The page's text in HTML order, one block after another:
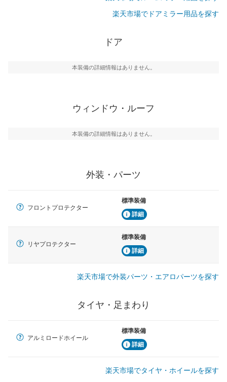
楽天市場でドアミラー用品を探す
ドア
本装備の詳細情報はありません。
ウィンドウ・ルーフ
本装備の詳細情報はありません。
外装・パーツ
フロントプロテクター
標準装備
詳細
リヤプロテクター
標準装備
詳細
楽天市場で外装パーツ・エアロパーツを探す
タイヤ・足まわり
アルミロードホイール
標準装備
詳細
楽天市場でタイヤ・ホイールを探す